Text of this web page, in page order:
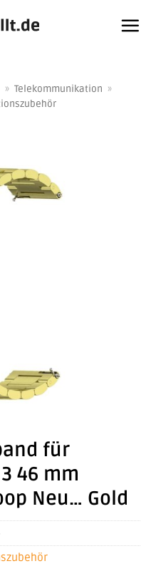
» Telekommunikation »
für
46 mm
Neu… Gold